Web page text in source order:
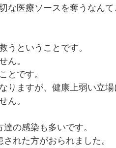
な医療ソースを奪うなん
うということです。
ん。
とです。
りますが、健康上弱い立
ん。
の感染も多いです。
れた方がおられました。